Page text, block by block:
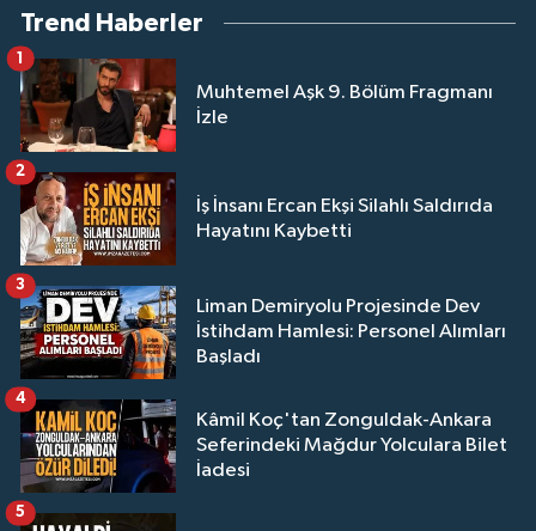
Trend Haberler
Muhtemel Aşk 9. Bölüm Fragmanı
İzle
1
İş İnsanı Ercan Ekşi Silahlı Saldırıda
Hayatını Kaybetti
2
Liman Demiryolu Projesinde Dev
İstihdam Hamlesi: Personel Alımları
Başladı
3
Kâmil Koç'tan Zonguldak-Ankara
Seferindeki Mağdur Yolculara Bilet
İadesi
4
5